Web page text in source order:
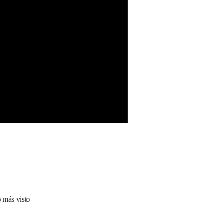
más visto